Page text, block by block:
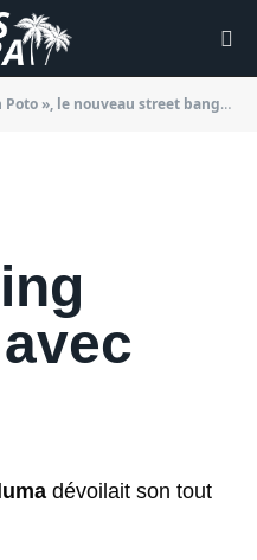
le nouveau street banger signé La Pluma
17/09/2022
dévoilait son tout